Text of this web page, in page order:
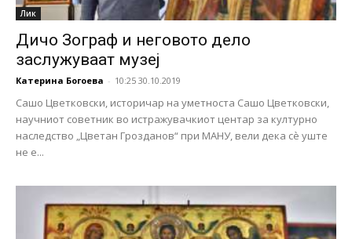
Лик
Дичо Зограф и неговото дело
заслужуваат музеј
Катерина Богоева - 10:25 30.10.2019
Сашо Цветковски, историчар на уметноста Сашо Цветковски,
научниот советник во истражувачкиот центар за културно
наследство „Цветан Грозданов“ при МАНУ, вели дека сѐ уште
не е...